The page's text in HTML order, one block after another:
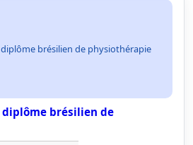
diplôme brésilien de physiothérapie
diplôme brésilien de